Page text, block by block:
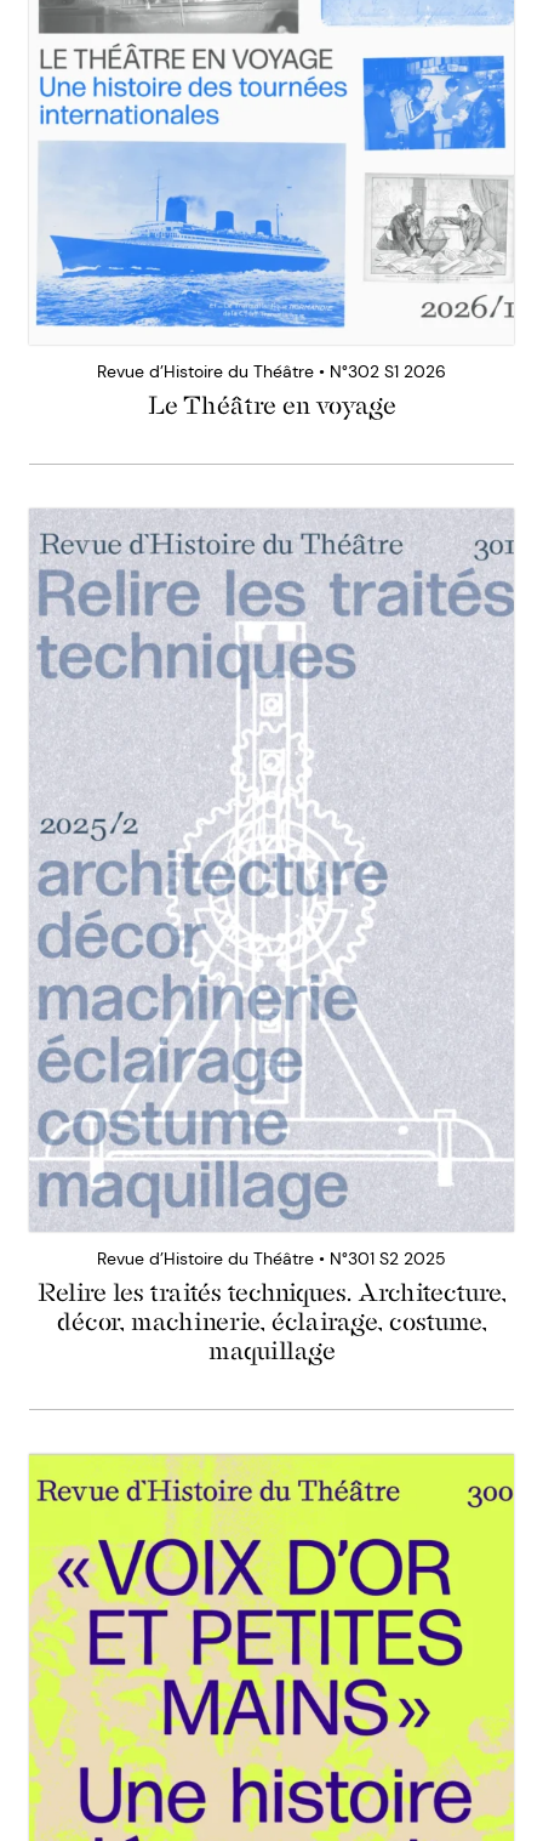
Revue d’Histoire du Théâtre • N°302 S1 2026
Le Théâtre en voyage
Revue d’Histoire du Théâtre • N°301 S2 2025
Relire les traités techniques. Architecture,
décor, machinerie, éclairage, costume,
maquillage